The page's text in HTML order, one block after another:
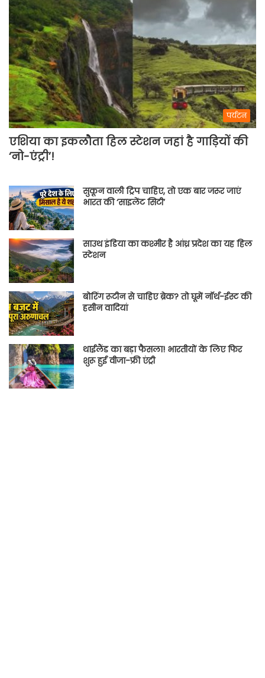
पर्यटन
एशिया का इकलौता हिल स्टेशन जहां है गाड़ियों की
‘नो-एंट्री’!
सुकून वाली ट्रिप चाहिए, तो एक बार जरूर जाएं
भारत की ‘साइलेंट सिटी’
साउथ इंडिया का कश्मीर है आंध्र प्रदेश का यह हिल
स्टेशन
बोरिंग रूटीन से चाहिए ब्रेक? तो घूमें नॉर्थ-ईस्ट की
हसीन वादियां
थाईलैंड का बड़ा फैसला! भारतीयों के लिए फिर
शुरू हुई वीजा-फ्री एंट्री